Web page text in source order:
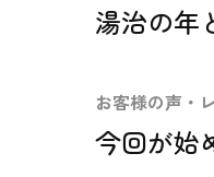
湯治の年
お客様の声・
今回が始